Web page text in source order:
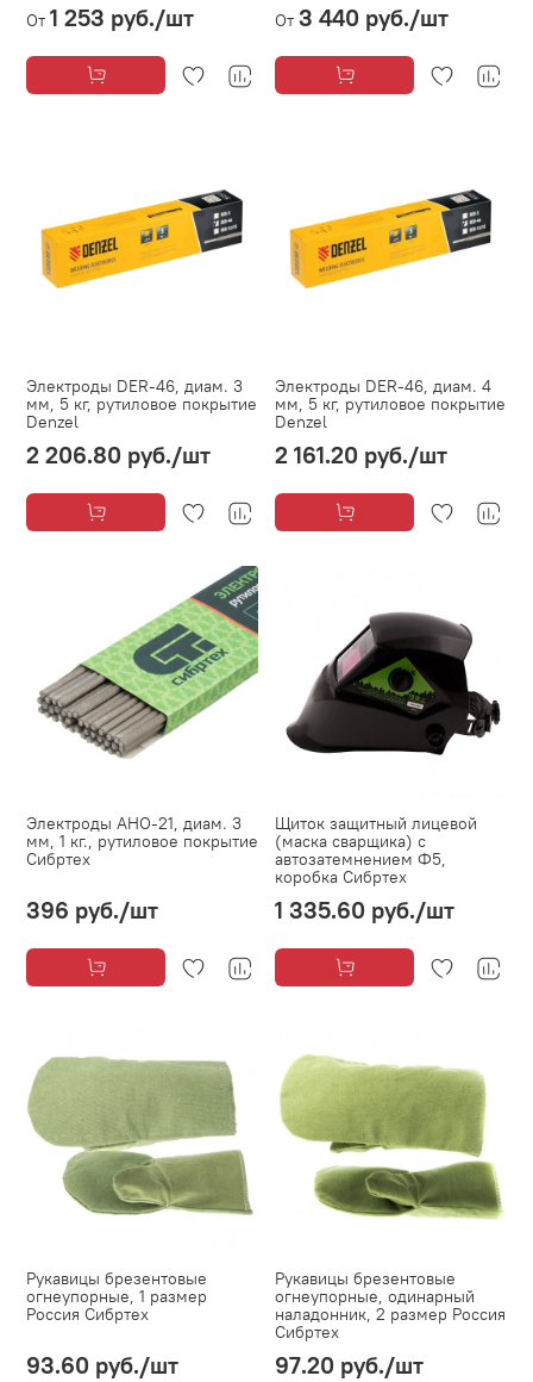
От 1 253 руб./шт От 3 440 руб./шт
Электроды DER-46, диам. 3
мм, 5 кг, рутиловое покрытие
Denzel
2 206.80 руб./шт
Электроды DER-46, диам. 4
мм, 5 кг, рутиловое покрытие
Denzel
2 161.20 руб./шт
Электроды АНО-21, диам. 3
мм, 1 кг., рутиловое покрытие
Сибртех
396 руб./шт
Щиток защитный лицевой
(маска сварщика) с
автозатемнением Ф5,
коробка Сибртех
1 335.60 руб./шт
Рукавицы брезентовые
огнеупорные, 1 размер
Россия Сибртех
93.60 руб./шт
Рукавицы брезентовые
огнеупорные, одинарный
наладонник, 2 размер Россия
Сибртех
97.20 руб./шт